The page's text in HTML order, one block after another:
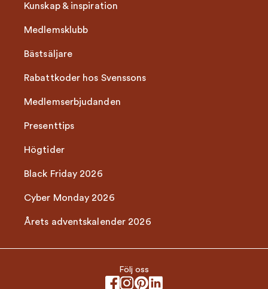
Kunskap & inspiration
Medlemsklubb
Bästsäljare
Rabattkoder hos Svenssons
Medlemserbjudanden
Presenttips
Högtider
Black Friday 2026
Cyber Monday 2026
Årets adventskalender 2026
Följ oss